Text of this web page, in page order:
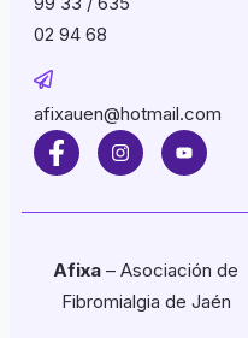
02 94 68
afixauen@hotmail.com
Afixa – Asociación de
Fibromialgia de Jaén